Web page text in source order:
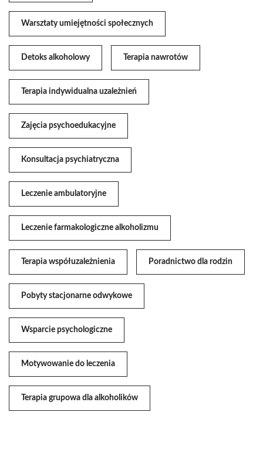
Warsztaty umiejętności społecznych
Detoks alkoholowy Terapia nawrotów
Terapia indywidualna uzależnień
Zajęcia psychoedukacyjne
Konsultacja psychiatryczna
Leczenie ambulatoryjne
Leczenie farmakologiczne alkoholizmu
Terapia współuzależnienia Poradnictwo dla rodzin
Pobyty stacjonarne odwykowe
Wsparcie psychologiczne
Motywowanie do leczenia
Terapia grupowa dla alkoholików